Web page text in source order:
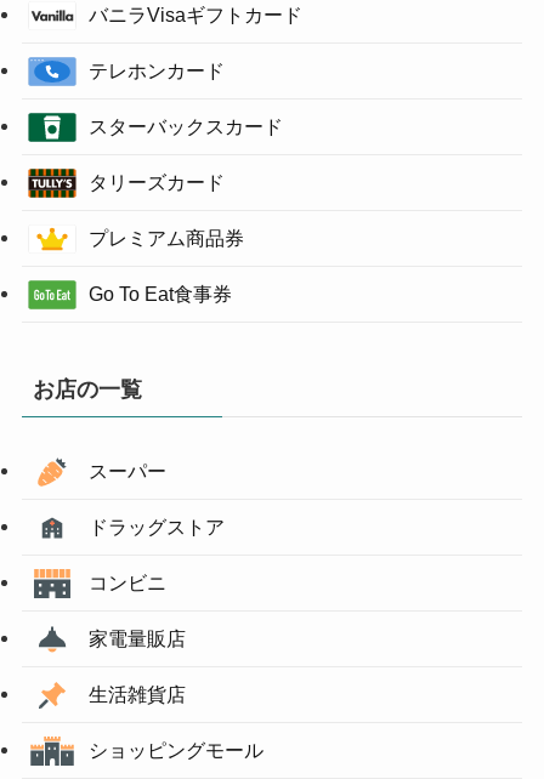
バニラVisaギフトカード
テレホンカード
スターバックスカード
タリーズカード
プレミアム商品券
Go To Eat食事券
お店の一覧
スーパー
ドラッグストア
コンビニ
家電量販店
生活雑貨店
ショッピングモール